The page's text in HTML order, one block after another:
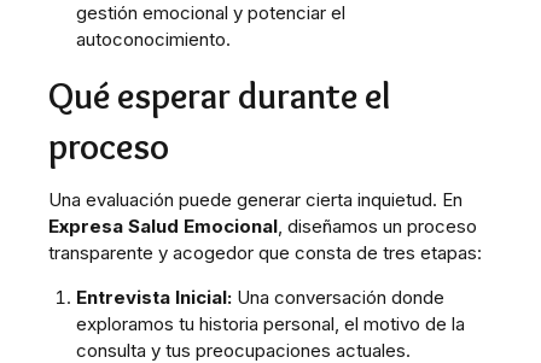
gestión emocional y potenciar el
autoconocimiento.
Qué esperar durante el
proceso
Una evaluación puede generar cierta inquietud. En
Expresa Salud Emocional, diseñamos un proceso
transparente y acogedor que consta de tres etapas:
Entrevista Inicial:Una conversación donde
exploramos tu historia personal, el motivo de la
consulta y tus preocupaciones actuales.